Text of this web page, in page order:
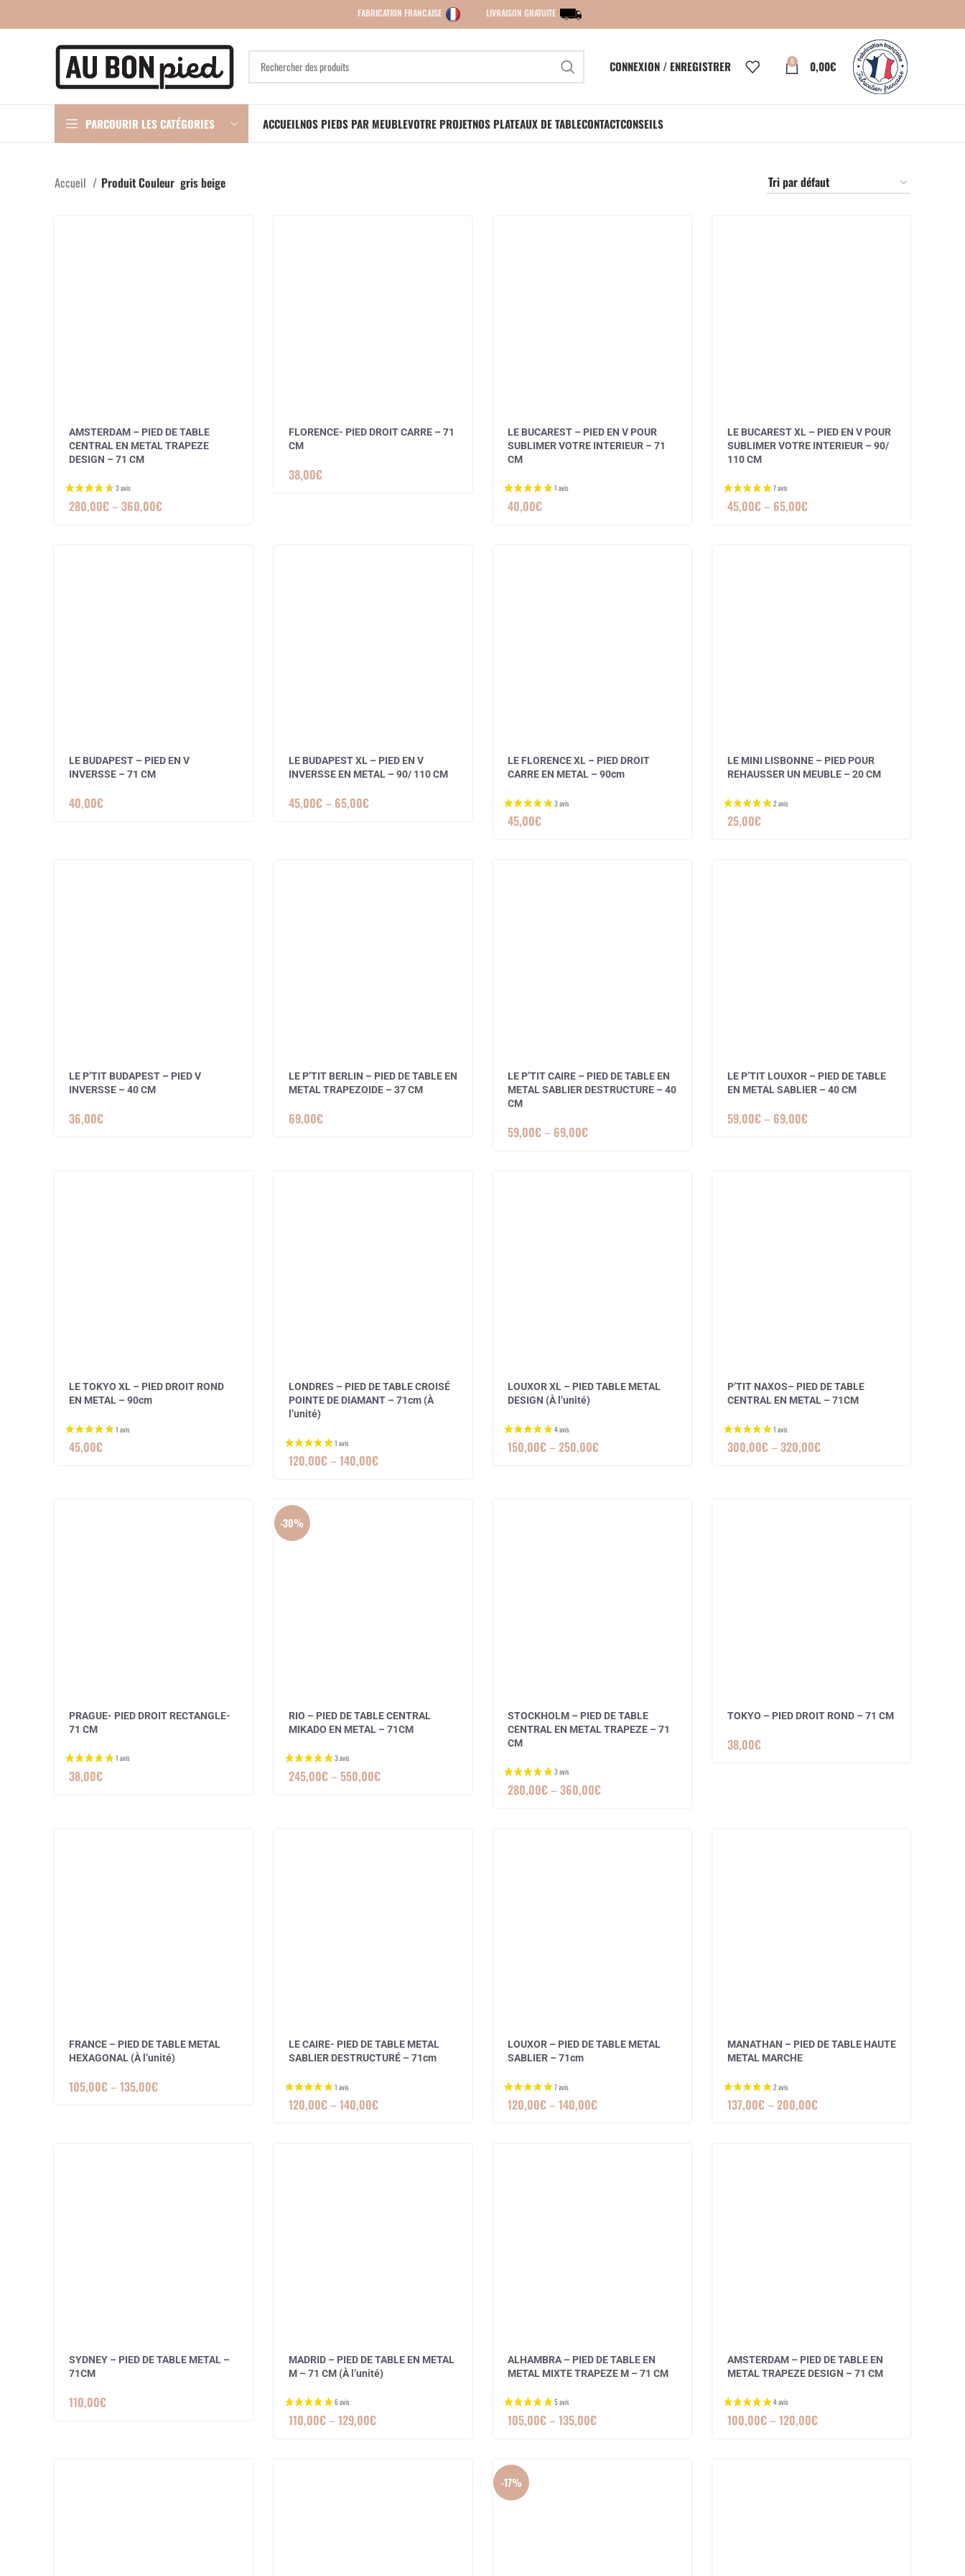
FABRICATION FRANCAISE LIVRAISON GRATUITE
CONNEXION / ENREGISTRER 0 0,00€
PARCOURIR LES CATÉGORIES ACCUEILNOS PIEDS PAR MEUBLEVOTRE PROJETNOS PLATEAUX DE TABLECONTACTCONSEILS
Accueil Produit Couleur gris beige
AMSTERDAM – PIED DE TABLE
CENTRAL EN METAL TRAPEZE
DESIGN – 71 CM
280,00€–360,00€
FLORENCE- PIED DROIT CARRE – 71
CM
38,00€
LE BUCAREST – PIED EN V POUR
SUBLIMER VOTRE INTERIEUR – 71
CM
40,00€
LE BUCAREST XL – PIED EN V POUR
SUBLIMER VOTRE INTERIEUR – 90/
110 CM
45,00€– 65,00€
LE BUDAPEST – PIED EN V
INVERSSE – 71 CM
40,00€
LE BUDAPEST XL – PIED EN V
INVERSSE EN METAL – 90/ 110 CM
45,00€– 65,00€
LE FLORENCE XL – PIED DROIT
CARRE EN METAL – 90cm
45,00€
LE MINI LISBONNE – PIED POUR
REHAUSSER UN MEUBLE – 20 CM
25,00€
LE P’TIT BUDAPEST – PIED V
INVERSSE – 40 CM
36,00€
LE P’TIT BERLIN – PIED DE TABLE EN
METAL TRAPEZOIDE – 37 CM
69,00€
LE P’TIT CAIRE – PIED DE TABLE EN
METAL SABLIER DESTRUCTURE – 40
CM
59,00€– 69,00€
LE P’TIT LOUXOR – PIED DE TABLE
EN METAL SABLIER – 40 CM
59,00€– 69,00€
LE TOKYO XL – PIED DROIT ROND
EN METAL – 90cm
45,00€
LONDRES – PIED DE TABLE CROISÉ
POINTE DE DIAMANT – 71cm (À
l’unité)
1 avis
120,00€–140,00€
LOUXOR XL – PIED TABLE METAL
DESIGN (À l’unité)
150,00€–250,00€
P’TIT NAXOS– PIED DE TABLE
CENTRAL EN METAL – 71CM
300,00€–320,00€
PRAGUE- PIED DROIT RECTANGLE-
71 CM
38,00€
-30%
RIO – PIED DE TABLE CENTRAL
MIKADO EN METAL – 71CM
245,00€– 550,00€
STOCKHOLM – PIED DE TABLE
CENTRAL EN METAL TRAPEZE – 71
CM
280,00€–360,00€
TOKYO – PIED DROIT ROND – 71 CM
38,00€
FRANCE – PIED DE TABLE METAL
HEXAGONAL (À l’unité)
105,00€–135,00€
LE CAIRE- PIED DE TABLE METAL
SABLIER DESTRUCTURÉ – 71cm
120,00€–140,00€
LOUXOR – PIED DE TABLE METAL
SABLIER – 71cm
120,00€–140,00€
MANATHAN – PIED DE TABLE HAUTE
METAL MARCHE
137,00€–200,00€
SYDNEY – PIED DE TABLE METAL –
71CM
110,00€
MADRID – PIED DE TABLE EN METAL
M – 71 CM (À l’unité)
110,00€–129,00€
ALHAMBRA – PIED DE TABLE EN
METAL MIXTE TRAPEZE M – 71 CM
105,00€–135,00€
AMSTERDAM – PIED DE TABLE EN
METAL TRAPEZE DESIGN – 71 CM
100,00€–120,00€
-17%